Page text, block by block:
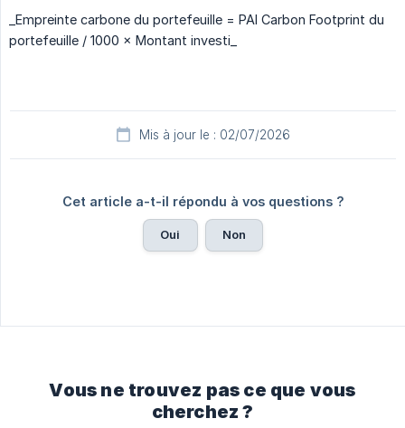
​_Empreinte carbone du portefeuille = PAI Carbon Footprint du
portefeuille / 1000 × Montant investi_
Mis à jour le : 02/07/2026
Cet article a-t-il répondu à vos questions ?
Oui Non
Vous ne trouvez pas ce que vous
cherchez ?